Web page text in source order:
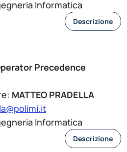
Informatica
Descrizione
Precedence
MATTEO PRADELLA
Informatica
Descrizione